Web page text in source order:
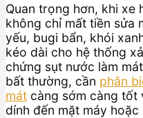
Quan trọng hơn, khi xe
không chỉ mất tiền sửa
yếu, bugi bẩn, khói
kéo dài cho hệ thống
chứng sụt nước làm
bất thường, cần phân
mát càng sớm càng tốt
dính đến mặt máy